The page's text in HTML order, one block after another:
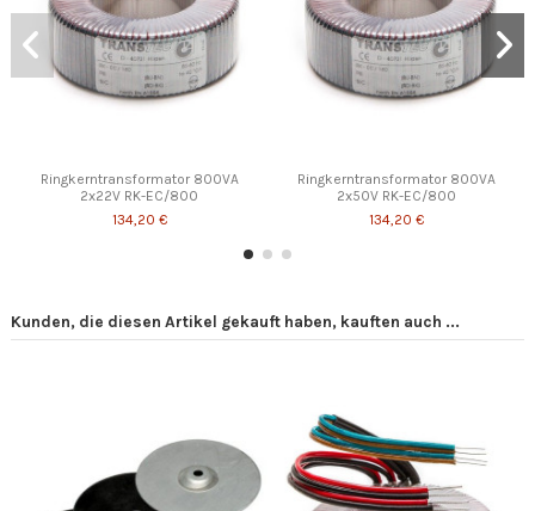
Ringkerntransformator 800VA
2x22V RK-EC/800
134,20 €
Ringkerntransformator 800VA
2x50V RK-EC/800
134,20 €
Kunden, die diesen Artikel gekauft haben, kauften auch ...